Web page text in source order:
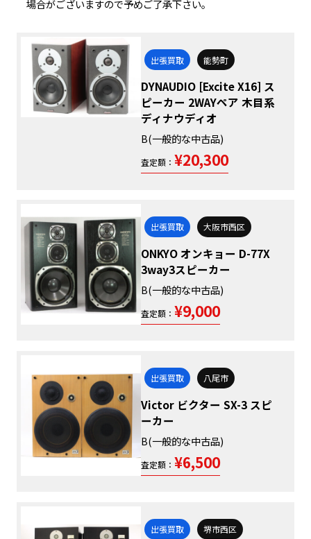
場合がございますので予めご了承下さい。
出張買取 能勢町
DYNAUDIO [Excite X16] ス
ピーカー 2WAYペア 木目系
ディナウディオ
B(一般的な中古品)
査定額： ¥20,300
出張買取 大阪市西区
ONKYO オンキョー D-77X
3way3スピーカー
B(一般的な中古品)
査定額： ¥9,000
出張買取 八尾市
Victor ビクター SX-3 スピ
ーカー
B(一般的な中古品)
査定額： ¥6,500
出張買取 堺市西区